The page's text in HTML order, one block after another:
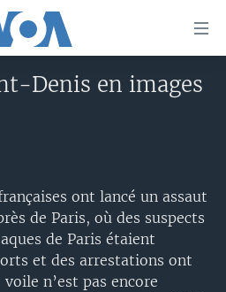
Denis en images
ont lancé un assaut
de Paris, où des suspects
de Paris étaient
et des arrestations ont
n’est pas encore